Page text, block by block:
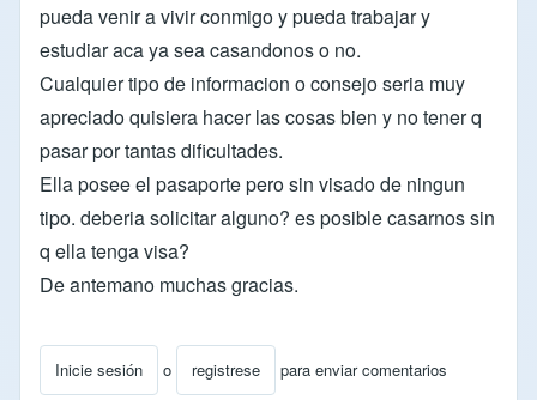
pueda venir a vivir conmigo y pueda trabajar y
estudiar aca ya sea casandonos o no.
Cualquier tipo de informacion o consejo seria muy
apreciado quisiera hacer las cosas bien y no tener q
pasar por tantas dificultades.
Ella posee el pasaporte pero sin visado de ningun
tipo. deberia solicitar alguno? es posible casarnos sin
q ella tenga visa?
De antemano muchas gracias.
Inicie sesión o registrese para enviar comentarios